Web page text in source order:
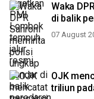
Waka
di balik
07 August
OJK
triliun